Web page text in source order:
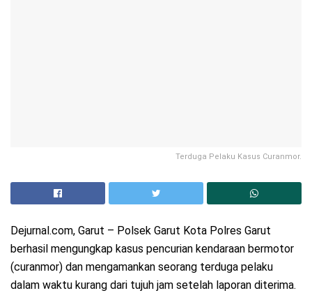
Terduga Pelaku Kasus Curanmor.
Dejurnal.com, Garut – Polsek Garut Kota Polres Garut
berhasil mengungkap kasus pencurian kendaraan bermotor
(curanmor) dan mengamankan seorang terduga pelaku
dalam waktu kurang dari tujuh jam setelah laporan diterima.